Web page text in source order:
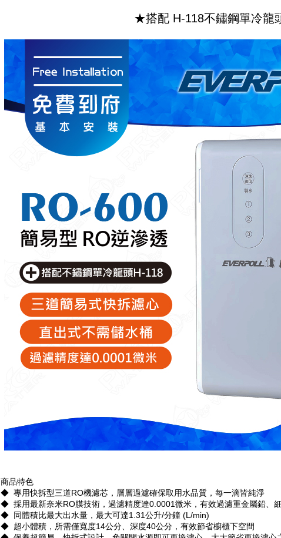
★搭配 H-118不鏽鋼單冷龍
商品特色
◆ 專用快拆型三道RO機濾芯，層層過濾確保取用水品質，每一滴皆純淨
◆ 採用最新奈米RO膜技術，過濾精度達0.0001微米，有效過濾重金屬鉛、
◆ 同體積比最大出水量，最大可達1.31公升/分鐘 (L/min)
◆ 超小體積，所需僅寬度14公分、深度40公分，有效節省櫥櫃下空間